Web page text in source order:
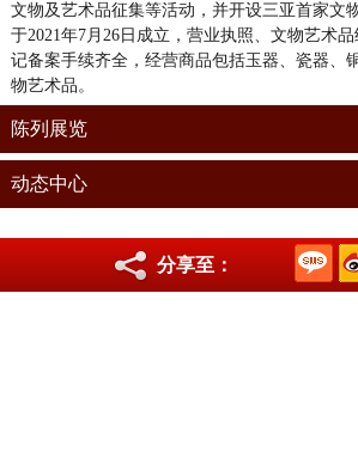
文物及艺术品征集等活动，并开设三亚首家文
于2021年7月26日成立，营业执照、文物艺术
记备案手续齐全，经营商品包括玉器、瓷器、
物艺术品。
陈列展览
动态中心
分享至：